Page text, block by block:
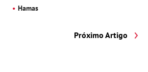
Hamas
Próximo Artigo